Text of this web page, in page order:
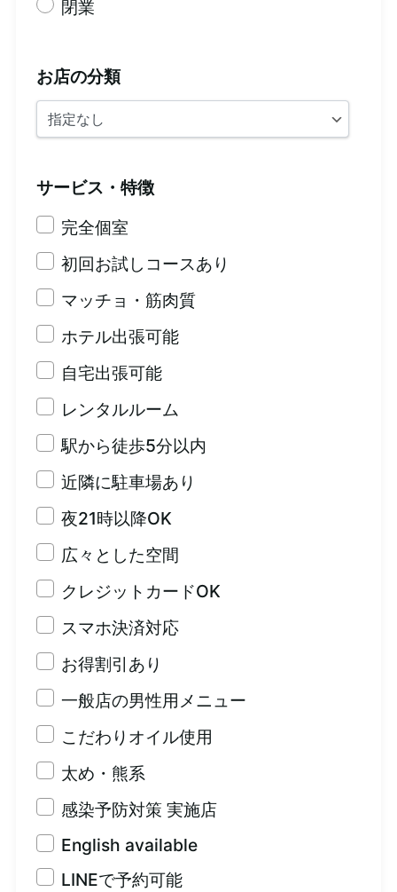
閉業
お店の分類
サービス・特徴
完全個室
初回お試しコースあり
マッチョ・筋肉質
ホテル出張可能
自宅出張可能
レンタルルーム
駅から徒歩5分以内
近隣に駐車場あり
夜21時以降OK
広々とした空間
クレジットカードOK
スマホ決済対応
お得割引あり
一般店の男性用メニュー
こだわりオイル使用
太め・熊系
感染予防対策 実施店
English available
LINEで予約可能